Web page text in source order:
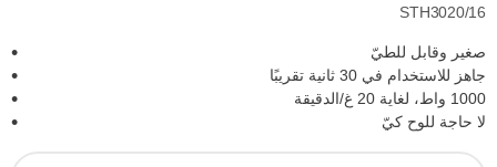
STH3020/16
صغير وقابل للطيّ
جاهز للاستخدام في 30 ثانية تقريبًا
1000 واط، لغاية 20 غ/الدقيقة
لا حاجة للوح كيّ